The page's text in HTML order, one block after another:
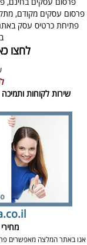
פרסום עסקים מקודם,
פתיחת כרטיס עסק
לחצו
שירות לקוחות ותמיכה
אנו באתר המלצה מאפשרים